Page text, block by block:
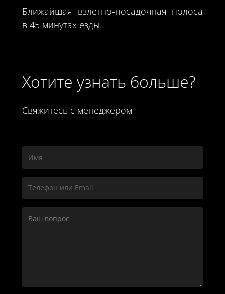
Ближайшая взлетно-посадочная полоса
в 45 минутах езды.
Хотите узнать больше?
Свяжитесь с менеджером